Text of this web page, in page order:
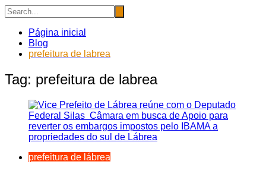
Página inicial
Blog
prefeitura de labrea
Tag: prefeitura de labrea
prefeitura de lábrea